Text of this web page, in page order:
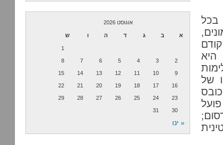
בכל
היא
של
אוגוסט 2026
א ב ג ד ה ו ש
1
2
3
4
5
6
7
8
9
10
11
12
13
14
15
16
17
18
19
20
21
22
23
24
25
26
27
28
29
30
31
« ינו